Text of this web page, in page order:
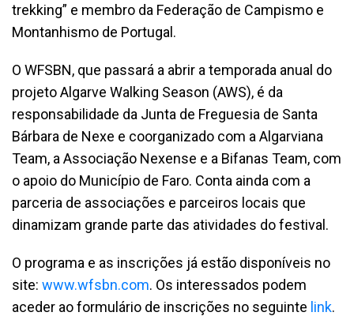
trekking” e membro da Federação de Campismo e
Montanhismo de Portugal.
O WFSBN, que passará a abrir a temporada anual do
projeto Algarve Walking Season (AWS), é da
responsabilidade da Junta de Freguesia de Santa
Bárbara de Nexe e coorganizado com a Algarviana
Team, a Associação Nexense e a Bifanas Team, com
o apoio do Município de Faro. Conta ainda com a
parceria de associações e parceiros locais que
dinamizam grande parte das atividades do festival.
O programa e as inscrições já estão disponíveis no
site: www.wfsbn.com. Os interessados podem
aceder ao formulário de inscrições no seguinte link.